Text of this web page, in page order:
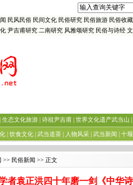
民风民俗 民间文化 民俗研究 民俗旅游 民俗收藏
尹吉甫研究 二南研究 风雅颂研究 民俗与诗经
生态文化旅游 诗祖尹吉甫 世界文化遗产武当山
饮食文化 武当道茶 人物风采 武当新闻 十
>> 民俗新闻 >> 正文
者袁正洪四十年磨一剑《中华